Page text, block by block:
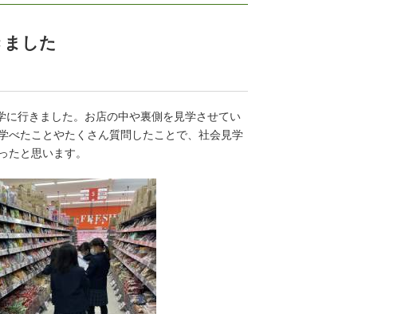
した
行きました。お店の中や裏側を見学させてい
べたことやたくさん質問したことで、社会見学
たと思います。